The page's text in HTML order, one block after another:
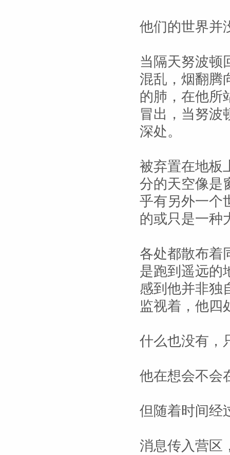
他们的世界并
当隔天努波顿
混乱，烟翻腾
的肺，在他所
冒出，当努波
深处。
被弃置在地板
分的天空像是
乎有另外一个
的或只是一种
各处都散布着
是跑到遥远的
感到他并非独
监视着，他四
什么也没有，
他在想会不会
但随着时间经
消息传入营区